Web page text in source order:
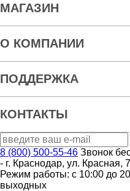
МАГАЗИН
О КОМПАНИИ
ПОДДЕРЖКА
КОНТАКТЫ
8 (800) 500-55-46 Звонок
- г. Краснодар, ул. Красная,
Режим работы: с 10:00 до
выходных